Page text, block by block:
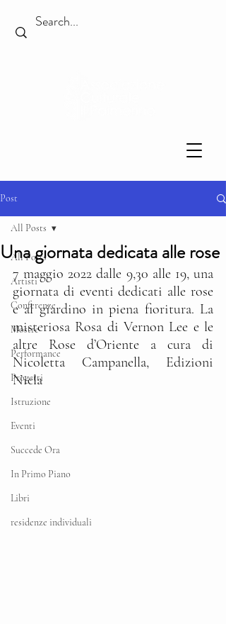
Post
All Posts
Artisti
Conferenze
Mostre
Performance
Progetti
Istruzione
Eventi
Succede Ora
In Primo Piano
Libri
residenze individuali
All Posts
Una giornata dedicata alle rose
7 maggio 2022 dalle 9,30 alle 19, una
giornata di eventi dedicati alle rose
e al giardino in piena fioritura. La
misteriosa Rosa di Vernon Lee e le
altre Rose d’Oriente a cura di
Nicoletta Campanella, Edizioni
Nicla